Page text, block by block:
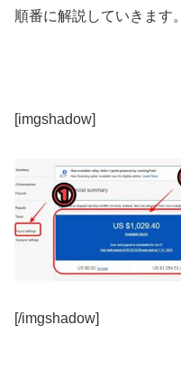
順番に解説していきます。
[imgshadow]
[/imgshadow]